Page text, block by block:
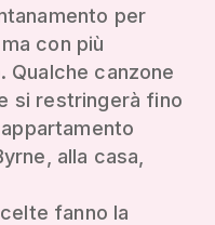
per
con più
Qualche canzone
si restringerà fino
alla casa,
fanno la